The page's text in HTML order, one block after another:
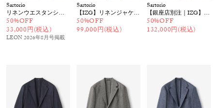
Sartorio
リネンウエスタンシャツ
50%OFF
33,000円(税込)
LEON 2026年8月号掲載
Sartorio
【IZG】リネンジャケット
50%OFF
99,000円(税込)
Sartorio
【銀座店別注｜IZG】リネンシルクコットン ジャケット
50%OFF
132,000円(税込)